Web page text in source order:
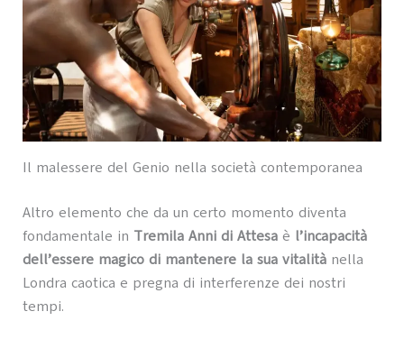
Il malessere del Genio nella società contemporanea
Altro elemento che da un certo momento diventa
fondamentale in Tremila Anni di Attesaè l’incapacità
dell’essere magico di mantenere la sua vitalità nella
Londra caotica e pregna di interferenze dei nostri
tempi.